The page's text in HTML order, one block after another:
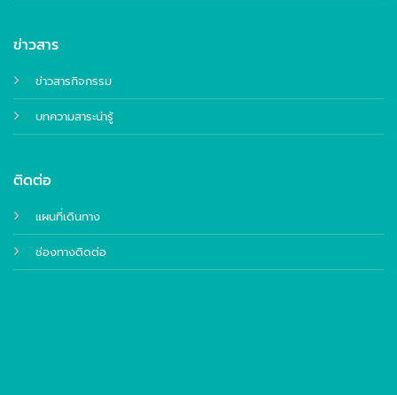
ข่าวสาร
ข่าวสารกิจกรรม
บทความสาระน่ารู้
ติดต่อ
แผนที่เดินทาง
ช่องทางติดต่อ